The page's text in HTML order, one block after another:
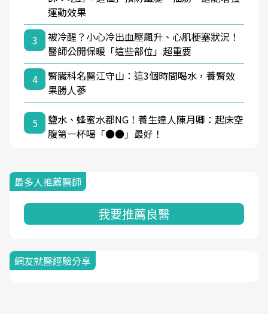
運動效果
3
被冷醒？小心冷出血壓飆升、心肌梗塞狀況！
醫師公開保暖「這些部位」超重要
4
腎臟科名醫江守山：這3個時間喝水，養腎效
果勝人蔘
5
鹽水、蜂蜜水都NG！養生達人陳月卿：起床空
腹第一杯喝「●●」最好！
最多人推薦醫師
我要推薦良醫
網友就醫經驗分享